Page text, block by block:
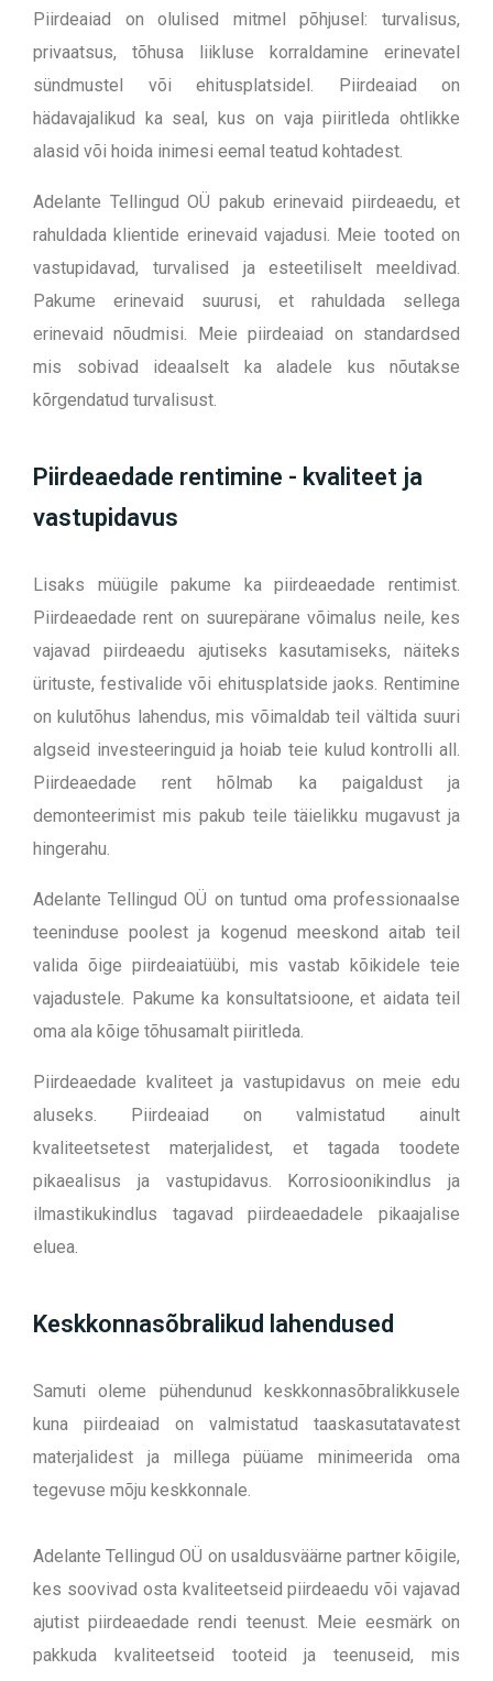
Piirdeaiad on olulised mitmel põhjusel: turvalisus,
privaatsus, tõhusa liikluse korraldamine erinevatel
sündmustel või ehitusplatsidel. Piirdeaiad on
hädavajalikud ka seal, kus on vaja piiritleda ohtlikke
alasid või hoida inimesi eemal teatud kohtadest.
Adelante Tellingud OÜ pakub erinevaid piirdeaedu, et
rahuldada klientide erinevaid vajadusi. Meie tooted on
vastupidavad, turvalised ja esteetiliselt meeldivad.
Pakume erinevaid suurusi, et rahuldada sellega
erinevaid nõudmisi. Meie piirdeaiad on standardsed
mis sobivad ideaalselt ka aladele kus nõutakse
kõrgendatud turvalisust.
Piirdeaedade rentimine - kvaliteet ja
vastupidavus
Lisaks müügile pakume ka piirdeaedade rentimist.
Piirdeaedade rent on suurepärane võimalus neile, kes
vajavad piirdeaedu ajutiseks kasutamiseks, näiteks
ürituste, festivalide või ehitusplatside jaoks. Rentimine
on kulutõhus lahendus, mis võimaldab teil vältida suuri
algseid investeeringuid ja hoiab teie kulud kontrolli all.
Piirdeaedade rent hõlmab ka paigaldust ja
demonteerimist mis pakub teile täielikku mugavust ja
hingerahu.
Adelante Tellingud OÜ on tuntud oma professionaalse
teeninduse poolest ja kogenud meeskond aitab teil
valida õige piirdeaiatüübi, mis vastab kõikidele teie
vajadustele. Pakume ka konsultatsioone, et aidata teil
oma ala kõige tõhusamalt piiritleda.
Piirdeaedade kvaliteet ja vastupidavus on meie edu
aluseks. Piirdeaiad on valmistatud ainult
kvaliteetsetest materjalidest, et tagada toodete
pikaealisus ja vastupidavus. Korrosioonikindlus ja
ilmastikukindlus tagavad piirdeaedadele pikaajalise
eluea.
Keskkonnasõbralikud lahendused
Samuti oleme pühendunud keskkonnasõbralikkusele
kuna piirdeaiad on valmistatud taaskasutatavatest
materjalidest ja millega püüame minimeerida oma
tegevuse mõju keskkonnale.
Adelante Tellingud OÜ on usaldusväärne partner kõigile,
kes soovivad osta kvaliteetseid piirdeaedu või vajavad
ajutist piirdeaedade rendi teenust. Meie eesmärk on
pakkuda kvaliteetseid tooteid ja teenuseid, mis